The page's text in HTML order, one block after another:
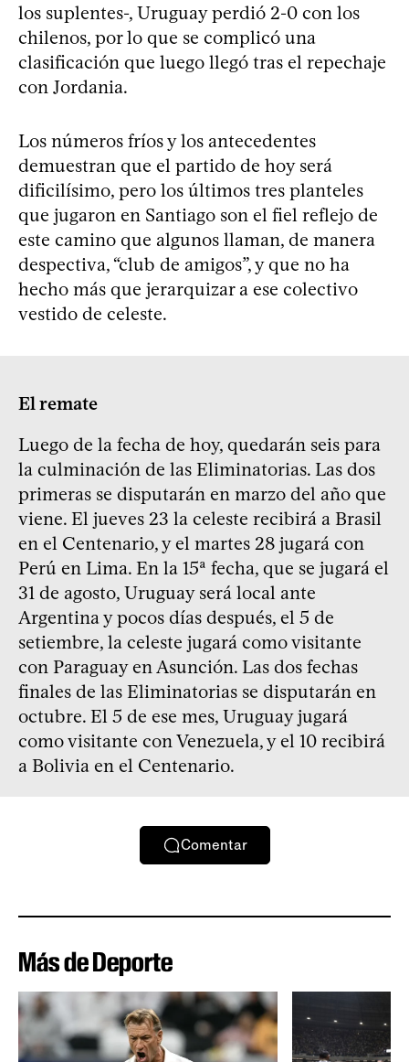
los suplentes-, Uruguay perdió 2-0 con los
chilenos, por lo que se complicó una
clasificación que luego llegó tras el repechaje
con Jordania.
Los números fríos y los antecedentes
demuestran que el partido de hoy será
dificilísimo, pero los últimos tres planteles
que jugaron en Santiago son el fiel reflejo de
este camino que algunos llaman, de manera
despectiva, “club de amigos”, y que no ha
hecho más que jerarquizar a ese colectivo
vestido de celeste.
El remate
Luego de la fecha de hoy, quedarán seis para
la culminación de las Eliminatorias. Las dos
primeras se disputarán en marzo del año que
viene. El jueves 23 la celeste recibirá a Brasil
en el Centenario, y el martes 28 jugará con
Perú en Lima. En la 15ª fecha, que se jugará el
31 de agosto, Uruguay será local ante
Argentina y pocos días después, el 5 de
setiembre, la celeste jugará como visitante
con Paraguay en Asunción. Las dos fechas
finales de las Eliminatorias se disputarán en
octubre. El 5 de ese mes, Uruguay jugará
como visitante con Venezuela, y el 10 recibirá
a Bolivia en el Centenario.
Comentar
Más de Deporte